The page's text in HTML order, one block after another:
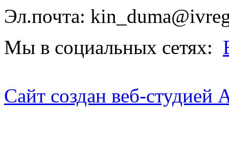
Эл.почта:
Мы в социальных сетях:
Сайт создан веб-студией